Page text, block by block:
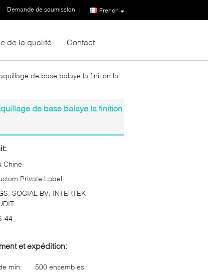
French
Demande de soumission |
de la qualité Contact
de base balaye la finition la
de base balaye la finition
Chine
Private Label
SOCIAL BV, INTERTEK
44
et expédition:
min:
500 ensembles